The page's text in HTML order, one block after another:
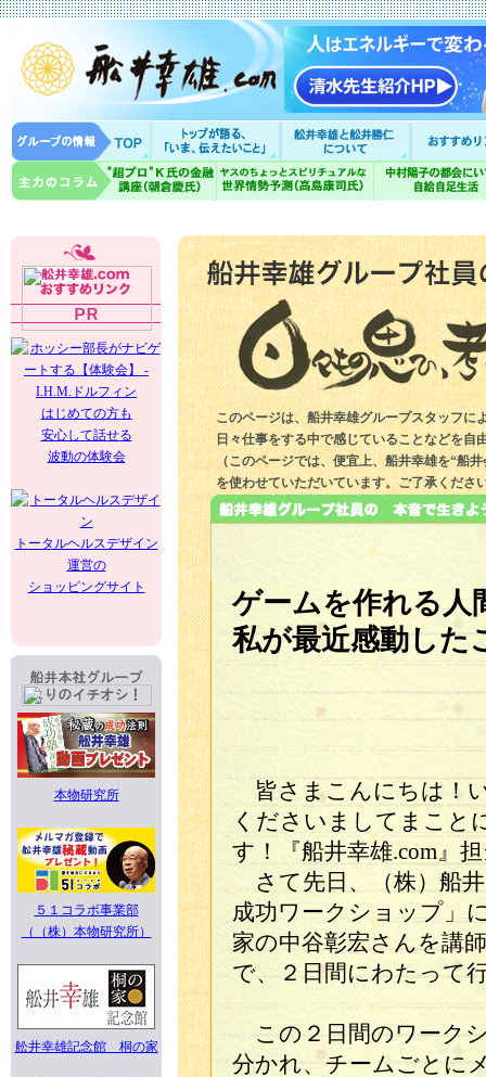
はじめての方も
安心して話せる
波動の体験会
トータルヘルスデザイン
運営の
ショッピングサイト
本物研究所
５１コラボ事業部
（（株）本物研究所）
舩井幸雄記念館 桐の家
このページは、船井幸雄グループスタッフに
日々仕事をする中で感じていることなどを自
（このページでは、便宜上、船井幸雄を“船
を使わせていただいています。ご了承くださ
ゲームを作れる
私が最近感動した
皆さまこんにちは！
くださいましてまこと
す！『船井幸雄.com』
さて先日、（株）船
成功ワークショップ」
家の中谷彰宏さんを講
で、２日間にわたって
この２日間のワーク
分かれ、チームごとに